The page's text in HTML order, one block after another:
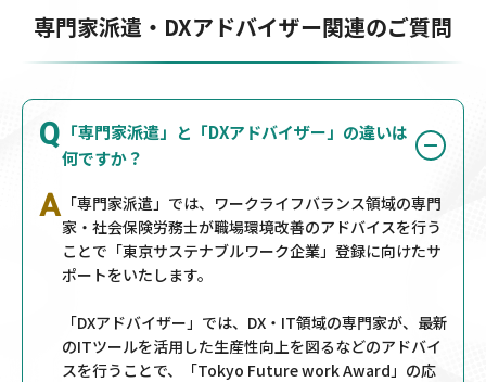
専門家派遣・DXアドバイザー関連のご質問
Q 「専門家派遣」と「DXアドバイザー」の違いは
何ですか？
A 「専門家派遣」では、ワークライフバランス領域の専門
家・社会保険労務士が職場環境改善のアドバイスを行う
ことで「東京サステナブルワーク企業」登録に向けたサ
ポートをいたします。
「DXアドバイザー」では、DX・IT領域の専門家が、最新
のITツールを活用した生産性向上を図るなどのアドバイ
スを行うことで、「Tokyo Future work Award」の応